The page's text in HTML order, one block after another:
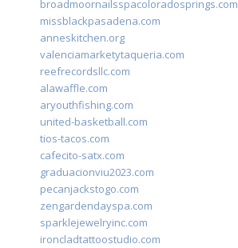
broadmoornailsspacoloradosprings.com
missblackpasadena.com
anneskitchen.org
valenciamarketytaqueria.com
reefrecordsllc.com
alawaffle.com
aryouthfishing.com
united-basketball.com
tios-tacos.com
cafecito-satx.com
graduacionviu2023.com
pecanjackstogo.com
zengardendayspa.com
sparklejewelryinc.com
ironcladtattoostudio.com